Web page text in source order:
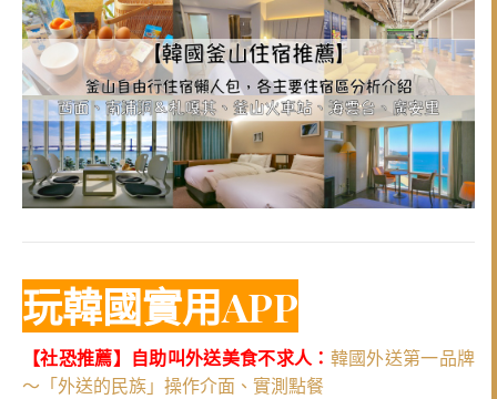
玩韓國實用APP
【社恐推薦】自助叫外送美食不求人： 韓國外送第一品牌
～「外送的民族」操作介面、實測點餐